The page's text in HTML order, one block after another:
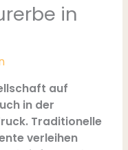
in
auf
in der
Traditionelle
verleihen